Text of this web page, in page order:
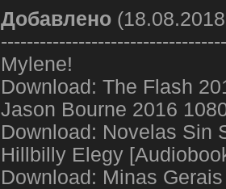
Добавлено
Mylene!
Download: The Flash
Jason Bourne 2016
Download: Novelas Sin
Hillbilly Elegy
Download: Minas